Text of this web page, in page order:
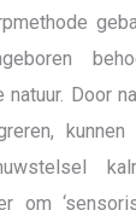
Door
kunnen
om